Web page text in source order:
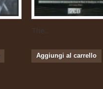
The...
Aggiungi al carrello